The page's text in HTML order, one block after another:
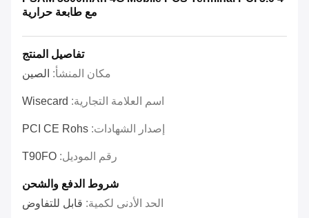
مع طابعة حرارية
تفاصيل المنتج
مكان المنشأ: الصين
اسم العلامة التجارية: Wisecard
إصدار الشهادات: PCI CE Rohs
رقم الموديل: T90FO
شروط الدفع والشحن
الحد الأدنى لكمية: قابل للتفاوض